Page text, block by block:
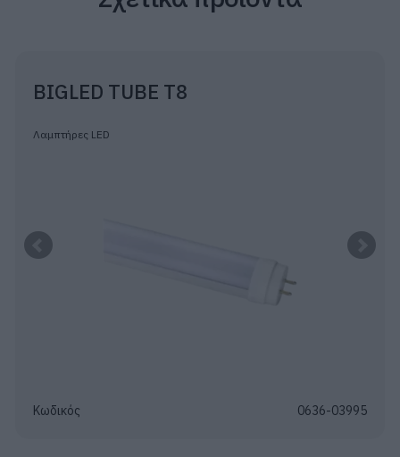
BIGLED TUBE T8
Λαμπτήρες LED
Κωδικός 0636-03995